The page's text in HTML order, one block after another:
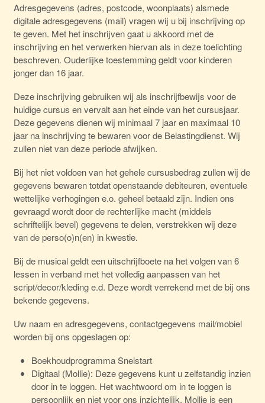
Adresgegevens (adres, postcode, woonplaats) alsmede
digitale adresgegevens (mail) vragen wij u bij inschrijving op
te geven. Met het inschrijven gaat u akkoord met de
inschrijving en het verwerken hiervan als in deze toelichting
beschreven. Ouderlijke toestemming geldt voor kinderen
jonger dan 16 jaar.
Deze inschrijving gebruiken wij als inschrijfbewijs voor de
huidige cursus en vervalt aan het einde van het cursusjaar.
Deze gegevens dienen wij minimaal 7 jaar en maximaal 10
jaar na inschrijving te bewaren voor de Belastingdienst. Wij
zullen niet van deze periode afwijken.
Bij het niet voldoen van het gehele cursusbedrag zullen wij de
gegevens bewaren totdat openstaande debiteuren, eventuele
wettelijke verhogingen e.o. geheel betaald zijn. Indien ons
gevraagd wordt door de rechterlijke macht (middels
schriftelijk bevel) gegevens te delen, verstrekken wij deze
van de perso(o)n(en) in kwestie.
Bij de musical geldt een uitschrijfboete na het volgen van 6
lessen in verband met het volledig aanpassen van het
script/decor/kleding e.d. Deze wordt verrekend met de bij ons
bekende gegevens.
Uw naam en adresgegevens, contactgegevens mail/mobiel
worden bij ons opgeslagen op:
Boekhoudprogramma Snelstart
Digitaal (Mollie): Deze gegevens kunt u zelfstandig inzien
door in te loggen. Het wachtwoord om in te loggen is
persoonlijk en niet voor ons inzichtelijk. Mollie is een